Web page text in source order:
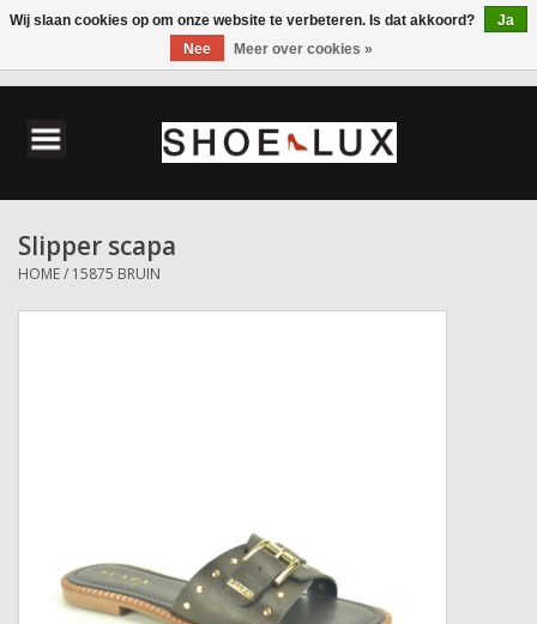
Herenschoenen
Accessoires
Slipper scapa
HOME/ 15875 BRUIN
Wij slaan cookies op om onze website te verbeteren. Is dat akkoord?
Ja
Nee
Meer over cookies »